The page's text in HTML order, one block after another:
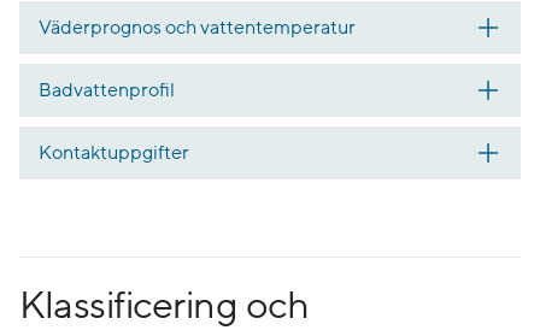
Väderprognos och vattentemperatur
Badvattenprofil
Kontaktuppgifter
Klassificering och